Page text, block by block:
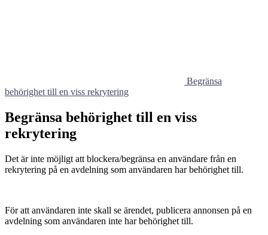
Begränsa
behörighet till en viss rekrytering
Begränsa behörighet till en viss
rekrytering
Det är inte möjligt att blockera/begränsa en användare från en
rekrytering på en avdelning som användaren har behörighet till.
För att användaren inte skall se ärendet, publicera annonsen på en
avdelning som användaren inte har behörighet till.